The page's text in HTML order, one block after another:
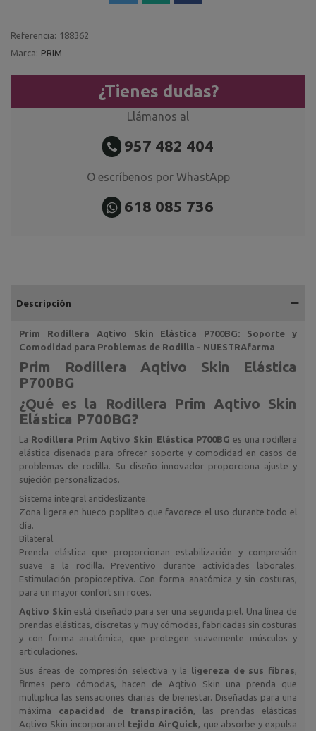
Referencia: 188362
Marca: PRIM
¿Tienes dudas?
Llámanos al
957 482 404
O escríbenos por WhastApp
618 085 736
Descripción
Prim Rodillera Aqtivo Skin Elástica P700BG: Soporte y
Comodidad para Problemas de Rodilla - NUESTRAfarma
Prim Rodillera Aqtivo Skin Elástica
P700BG
¿Qué es la Rodillera Prim Aqtivo Skin
Elástica P700BG?
La Rodillera Prim Aqtivo Skin Elástica P700BG es una rodillera
elástica diseñada para ofrecer soporte y comodidad en casos de
problemas de rodilla. Su diseño innovador proporciona ajuste y
sujeción personalizados.
Sistema integral antideslizante.
Zona ligera en hueco poplíteo que favorece el uso durante todo el
día.
Bilateral.
Prenda elástica que proporcionan estabilización y compresión
suave a la rodilla. Preventivo durante actividades laborales.
Estimulación propioceptiva. Con forma anatómica y sin costuras,
para un mayor confort sin roces.
Aqtivo Skin está diseñado para ser una segunda piel. Una línea de
prendas elásticas, discretas y muy cómodas, fabricadas sin costuras
y con forma anatómica, que protegen suavemente músculos y
articulaciones.
Sus áreas de compresión selectiva y la ligereza de sus fibras
firmes pero cómodas, hacen de Aqtivo Skin una prenda que
multiplica las sensaciones diarias de bienestar. Diseñadas para una
máxima capacidad de transpiración , las prendas elásticas
Aqtivo Skin incorporan el tejido AirQuick , que absorbe y expulsa